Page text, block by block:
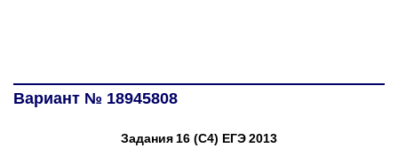
Вариант № 18945808
Задания 16 (С4) ЕГЭ 2013